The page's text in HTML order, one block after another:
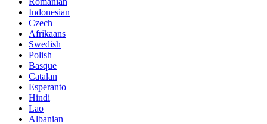
Indonesian
Czech
Afrikaans
Swedish
Polish
Basque
Catalan
Esperanto
Hindi
Lao
Albanian